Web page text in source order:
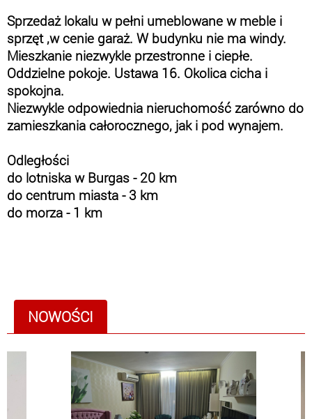
Sprzedaż lokalu w pełni umeblowane w meble i
sprzęt ,w cenie garaż. W budynku nie ma windy.
Mieszkanie niezwykle przestronne i ciepłe.
Oddzielne pokoje. Ustawa 16. Okolica cicha i
spokojna.
Niezwykle odpowiednia nieruchomość zarówno do
zamieszkania całorocznego, jak i pod wynajem.
Odległości
do lotniska w Burgas - 20 km
do centrum miasta - 3 km
do morza - 1 km
NOWOŚCI